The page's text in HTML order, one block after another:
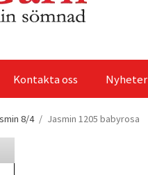
Kontakta oss Nyheter
8/4 / Jasmin 1205 babyrosa